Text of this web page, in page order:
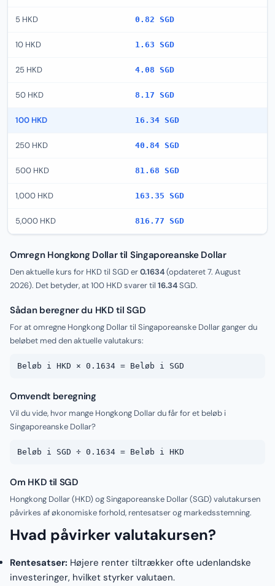
5 HKD 0.82 SGD
10 HKD 1.63 SGD
25 HKD 4.08 SGD
50 HKD 8.17 SGD
100 HKD 16.34 SGD
250 HKD 40.84 SGD
500 HKD 81.68 SGD
1,000 HKD 163.35 SGD
5,000 HKD 816.77 SGD
Omregn Hongkong Dollar til Singaporeanske Dollar
Den aktuelle kurs for HKD til SGD er0.1634(opdateret7. August
2026). Det betyder, at 100 HKD svarer til 16.34SGD.
Sådan beregner du HKD til SGD
For at omregne Hongkong Dollar til Singaporeanske Dollar ganger du
beløbet med den aktuelle valutakurs:
Beløb i HKD × 0.1634 = Beløb i SGD
Omvendt beregning
Vil du vide, hvor mange Hongkong Dollar du får for et beløb i
Singaporeanske Dollar?
Beløb i SGD ÷ 0.1634 = Beløb i HKD
Om HKD til SGD
Hongkong Dollar (HKD) og Singaporeanske Dollar (SGD) valutakursen
påvirkes af økonomiske forhold, rentesatser og markedsstemning.
Hvad påvirker valutakursen?
Rentesatser: Højere renter tiltrækker ofte udenlandske
investeringer, hvilket styrker valutaen.